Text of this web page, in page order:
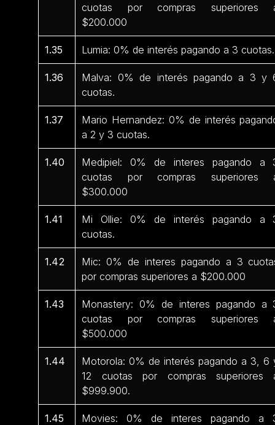
cuotas por compras superiores
$200.000
1.35 Lumia: 0% de interés pagando a 3 cuotas.
1.36
Malva: 0% de interés pagando a 3 y
cuotas.
1.37
Mario Hernandez: 0% de interés
a 2 y 3 cuotas.
1.40
Medipiel: 0% de interes pagando a
cuotas por compras superiores
$300.000
1.41
Mi Ollie: 0% de interés pagando a
cuotas.
1.42
Mic: 0% de interes pagando a 3
por compras superiores a $200.000
1.43
Monastery: 0% de interes pagando a
cuotas por compras superiores
$500.000
1.44
Motorola: 0% de interés pagando a 3, 6
12 cuotas por compras superiores
$999.900.
1.45
Movies: 0% de interes pagando a